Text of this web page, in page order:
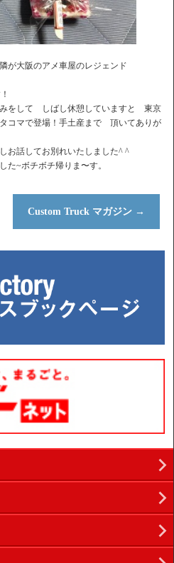
が大阪のアメ車屋のレジェンド
をして しばし休憩していますと 東京
コマで登場！手土産まで 頂いてありが
話してお別れいたしました^ ^
た~ボチボチ帰りま〜す。
Custom Truck マガジン →